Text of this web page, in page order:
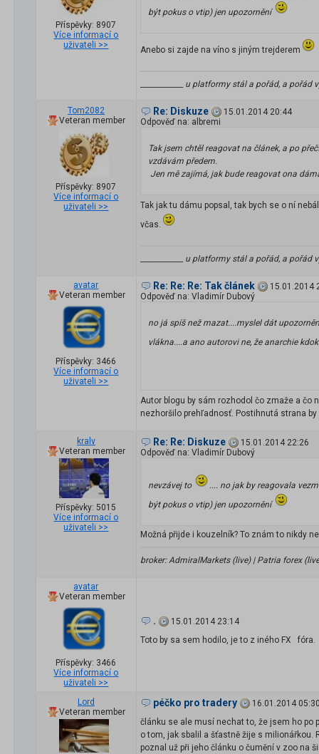
Příspěvky: 8907
Více informací o
uživateli >>
být pokus o vtip) jen upozornění
Anebo si zajde na víno s jiným trejderem
____________ u platformy stál a pořád, a
Tom2082
Veteran member
Příspěvky: 8907
Více informací o
uživateli >>
Re: Diskuze
15.01.2014 20:44
Odpověď na: albremi
Tak jsem chtěl reagovat na článek, a po
vzdávám předem.
Jen mě zajímá, jak bude reagovat ona
Tak jak tu dámu popsal, tak bych se o ní
včas.
____________ u platformy stál a pořád, a
avatar
Veteran member
Příspěvky: 3466
Více informací o
uživateli >>
Re: Re: Re: Tak článek
15.01.2014
Odpověď na: Vladimír Dubový
no já spíš než mazat....myslel dát
vlákna....a ano autorovi ne, že anarchie
Autor blogu by sám rozhodol čo zmaže a čo
nezhoršilo prehľadnosť. Postihnutá strana
kralv
Veteran member
Příspěvky: 5015
Více informací o
uživateli >>
Re: Re: Diskuze
15.01.2014 22:26
Odpověď na: Vladimír Dubový
nevzávej to
.... no jak by reagovala
být pokus o vtip) jen upozornění
Možná přijde i kouzelník? To znám to nikdy
broker: AdmiralMarkets (live) | Patria forex
avatar
Veteran member
Příspěvky: 3466
Více informací o
uživateli >>
.
15.01.2014 23:14
Toto by sa sem hodilo, je to z iného FX
fóra.
Lord
Veteran member
péčko pro tradery
16.01.2014
článku se ale musí nechat to, že jsem ho po
o tom, jak sbalil a šťastně žije s milionářkou.
poznal už při jeho článku o čumění v zoo na